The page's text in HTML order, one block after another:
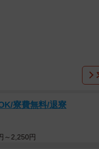
寮費無料/退寮
～2,250円